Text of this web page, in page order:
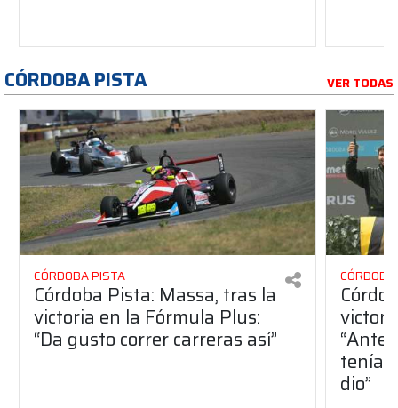
CÓRDOBA PISTA VER TODAS
CÓRDOBA PISTA
Córdoba Pista: Massa, tras la
victoria en la Fórmula Plus:
“Da gusto correr carreras así”
dio”